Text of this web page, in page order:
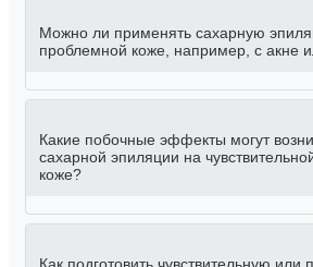
Можно ли применять сахарную
проблемной коже, например, с акне
Какие побочные эффекты могут
сахарной эпиляции на
коже?